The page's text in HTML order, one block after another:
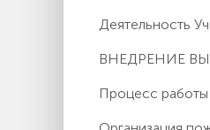
Деятельность
ВНЕДРЕНИЕ
Процесс